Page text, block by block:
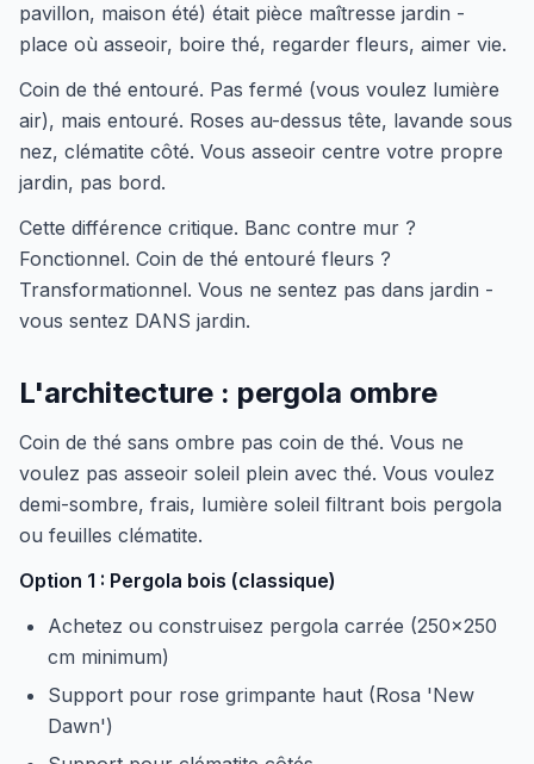
pavillon, maison été) était pièce maîtresse jardin -
place où asseoir, boire thé, regarder fleurs, aimer vie.
Coin de thé entouré. Pas fermé (vous voulez lumière
air), mais entouré. Roses au-dessus tête, lavande sous
nez, clématite côté. Vous asseoir centre votre propre
jardin, pas bord.
Cette différence critique. Banc contre mur ?
Fonctionnel. Coin de thé entouré fleurs ?
Transformationnel. Vous ne sentez pas dans jardin -
vous sentez DANS jardin.
L'architecture : pergola ombre
Coin de thé sans ombre pas coin de thé. Vous ne
voulez pas asseoir soleil plein avec thé. Vous voulez
demi-sombre, frais, lumière soleil filtrant bois pergola
ou feuilles clématite.
Option 1 : Pergola bois (classique)
Achetez ou construisez pergola carrée (250x250
cm minimum)
Support pour rose grimpante haut (Rosa 'New
Dawn')